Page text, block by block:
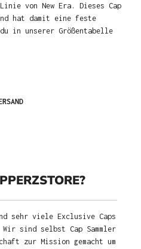
von New Era. Dieses Cap
hat damit eine feste
in unserer Größentabelle
sehr viele Exclusive Caps
sind selbst Cap Sammler
zur Mission gemacht um